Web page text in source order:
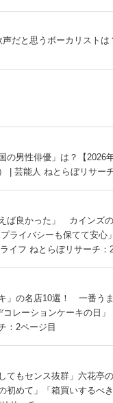
だと思うボーカリストは
の男性俳優」は？【2026
| 芸能人 ねとらぼリサー
ば良かった」 カインズ
ライバシーも保てて安心
イフ ねとらぼリサーチ：
」の名店10選！ 一番う
コレーションケーキの日
：2ページ目
てもセンス抜群」六花亭
めて」「箱買いするべき